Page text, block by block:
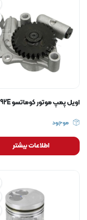
اویل پمپ موتور کوماتسو 4D92E
موجود
اطلاعات بیشتر